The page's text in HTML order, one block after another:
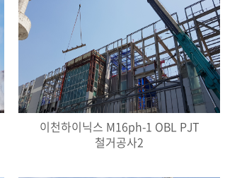
이천하이닉스 M16ph-1 OBL PJT
철거공사2